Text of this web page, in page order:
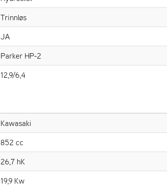
Trinnløs
JA
Parker HP-2
12,9/6,4
Kawasaki
852 cc
26,7 hK
19,9 Kw